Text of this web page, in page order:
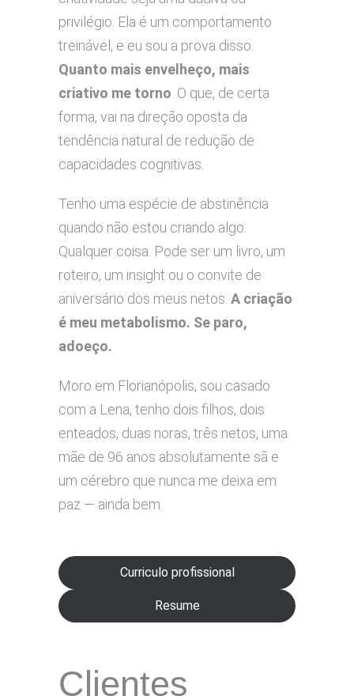
privilégio. Ela é um comportamento
treinável, e eu sou a prova disso.
Quanto mais envelheço, mais
criativo me torno. O que, de certa
forma, vai na direção oposta da
tendência natural de redução de
capacidades cognitivas.
Tenho uma espécie de abstinência
quando não estou criando algo.
Qualquer coisa. Pode ser um livro, um
roteiro, um insight ou o convite de
aniversário dos meus netos. A criação
é meu metabolismo. Se paro,
adoeço.
Moro em Florianópolis, sou casado
com a Lena, tenho dois filhos, dois
enteados, duas noras, três netos, uma
mãe de 96 anos absolutamente sã e
um cérebro que nunca me deixa em
paz — ainda bem.
Curriculo profissional
Resume
Clientes